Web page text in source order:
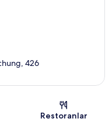
426
Restoranlar